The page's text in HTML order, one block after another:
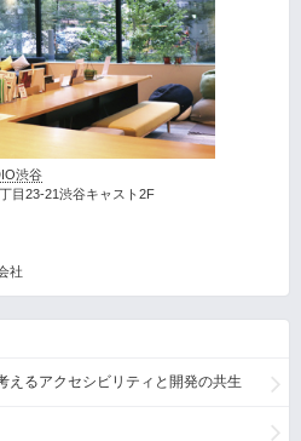
渋谷
目23-21渋谷キャスト2F
社
えるアクセシビリティと開発の共生